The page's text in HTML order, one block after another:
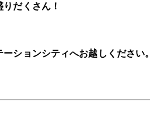
だくさん！
ションシティへお越しください。